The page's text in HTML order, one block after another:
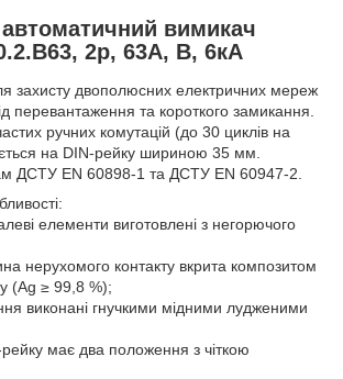
вимикач
2р, 63А, В, 6кА
захисту двополюсних електричних мереж
перевантаження та короткого замикання.
ручних комутацій (до 30 циклів на
на DIN-рейку шириною 35 мм.
ДСТУ EN 60898-1 та ДСТУ EN 60947-2.
елементи виготовлені з негорючого
нерухомого контакту вкрита композитом
(Ag ≥ 99,8 %);
виконані гнучкими мідними лудженими
має два положення з чіткою